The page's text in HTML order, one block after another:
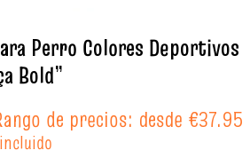
Perro Colores Deportivos
Bold”
de precios: desde €37.95